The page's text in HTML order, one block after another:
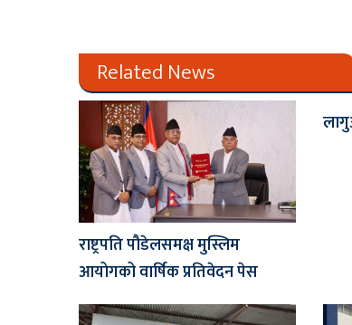
Related News
राष्ट्रपति पौडेलसमक्ष मुस्लिम
आयोगको वार्षिक प्रतिवेदन पेस